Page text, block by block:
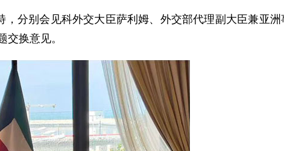
分别会见科外交大臣萨利姆、外交部代理副大臣兼亚洲
换意见。